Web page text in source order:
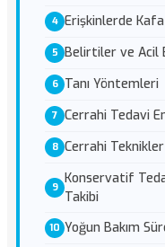
Erişkinlerde
Belirtiler ve Acil
Tanı Yöntemleri
Cerrahi Tedavi
Cerrahi Teknikler
Konservatif
Takibi
Yoğun Bakım